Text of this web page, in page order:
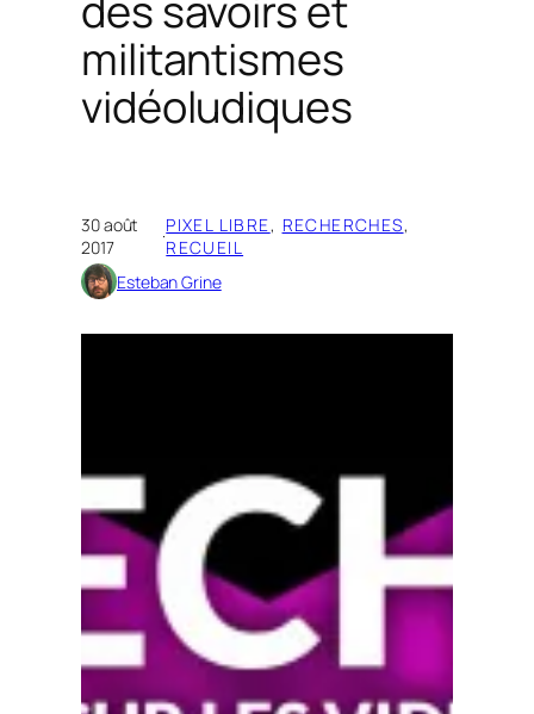
militantismes
vidéoludiques
30 août
2017
·PIXEL LIBRE, RECHERCHES
RECUEIL
Esteban Grine